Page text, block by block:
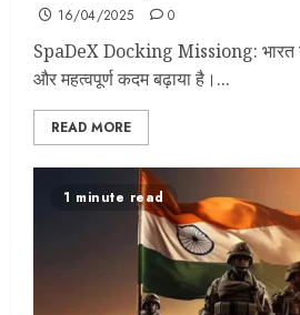
16/04/2025 0
SpaDeX Docking Missiong: भारत
और महत्वपूर्ण कदम बढ़ाया है।...
READ MORE
1 minute read